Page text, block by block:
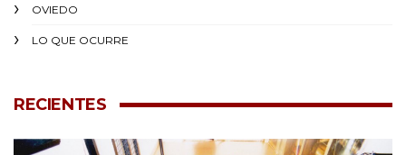
OVIEDO
LO QUE OCURRE
RECIENTES